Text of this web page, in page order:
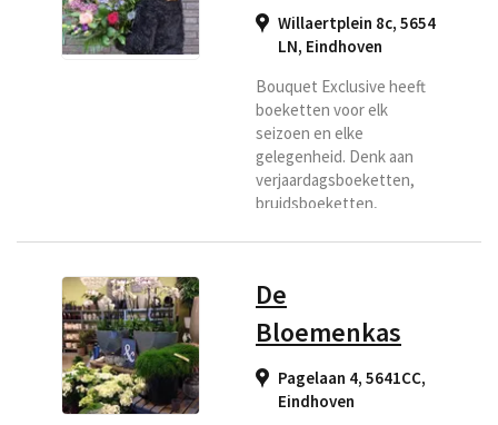
leveren wij voor u altijd
het meest verse boeket
welke lang goed blijft. Dat
wilt u toch ook? Selecteer
ons als bezorg bloemist.
Willaertplein 8c, 5654
LN, Eindhoven
Bouquet Exclusive heeft
boeketten voor elk
seizoen en elke
gelegenheid. Denk aan
verjaardagsboeketten,
bruidsboeketten,
bloemen voor hem en
gelegenheden zoals
Valentijnsdag,
Secretaressedag,
Kerstmis, Pasen,
Halloween en Moederdag
is een boeket verse
De
Bloemenkas
Pagelaan 4, 5641CC,
Eindhoven